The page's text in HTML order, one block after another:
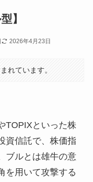
】
2026年4月23日
れています。
TOPIXといった株
資信託で、株価指
ブルとは雄牛の意
を用いて攻撃する